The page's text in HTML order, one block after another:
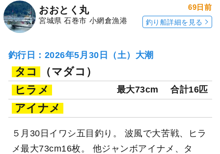
おおとく丸
宮城県 石巻市 小網倉漁港
69日前
釣り船詳細を見る
釣行日：2026年5月30日（土）大潮
タコ
（マダコ）
ヒラメ
最大73cm 合計16匹
アイナメ
５月30日イワシ五目釣り。 波風で大苦戦、ヒラ
メ最大73cm16枚。 他ジャンボアイナメ、タ